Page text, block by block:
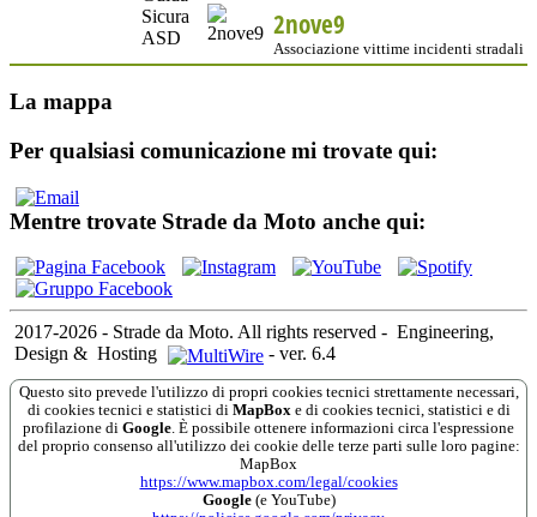
2nove9
Associazione vittime incidenti stradali
La mappa
Per qualsiasi comunicazione mi trovate qui:
Mentre trovate Strade da Moto anche qui:
2017-2026 - Strade da Moto. All rights reserved - Engineering,
Design & Hosting - ver. 6.4
Questo sito prevede l'utilizzo di propri cookies tecnici strettamente necessari,
di cookies tecnici e statistici di MapBox e di cookies tecnici, statistici e di
profilazione di Google . È possibile ottenere informazioni circa l'espressione
del proprio consenso all'utilizzo dei cookie delle terze parti sulle loro pagine:
MapBox
https://www.mapbox.com/legal/cookies
Google(e YouTube)